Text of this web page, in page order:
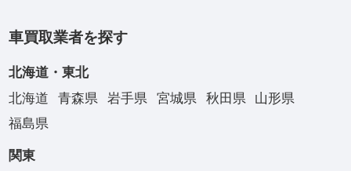
車買取業者を探す
北海道・東北
北海道
青森県 岩手県 宮城県 秋田県
山形県
福島県
関東